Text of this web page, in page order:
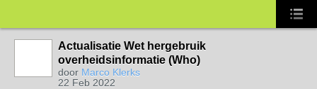
Actualisatie Wet hergebruik
overheidsinformatie (Who)
door Marco Klerks
22 Feb 2022